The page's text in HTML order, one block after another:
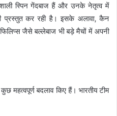
स्पिन गेंदबाज हैं और उनके नेतृत्व में
प्रस्तुत कर रही है। इसके अलावा, कैन
जैसे बल्लेबाज भी बड़े मैचों में अपनी
महत्वपूर्ण बदलाव किए हैं। भारतीय टीम